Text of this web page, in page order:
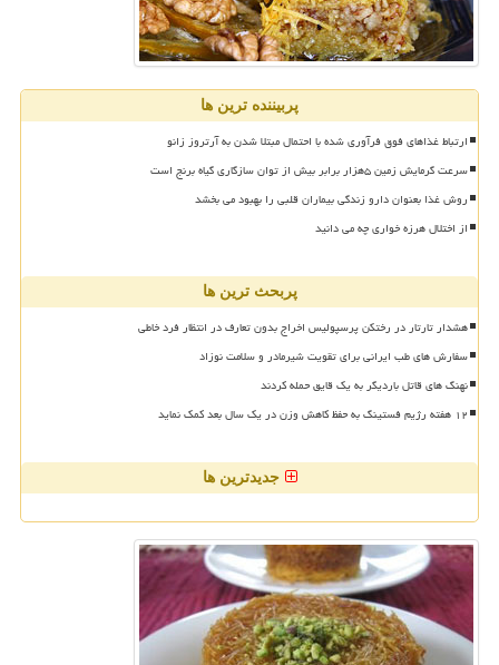
پربیننده ترین ها
ارتباط غذاهای فوق فرآوری شده با احتمال مبتلا شدن به آرتروز زانو
سرعت گرمایش زمین ۵هزار برابر بیش از توان سازگاری گیاه برنج است
روش غذا بعنوان دارو زندگی بیماران قلبی را بهبود می بخشد
از اختلال هرزه خواری چه می دانید
پربحث ترین ها
هشدار تارتار در رختکن پرسپولیس اخراج بدون تعارف در انتظار فرد خاطی
سفارش های طب ایرانی برای تقویت شیرمادر و سلامت نوزاد
نهنگ های قاتل باردیگر به یک قایق حمله کردند
۱۲ هفته رژیم فستینگ به حفظ کاهش وزن در یک سال بعد کمک نماید
جدیدترین ها